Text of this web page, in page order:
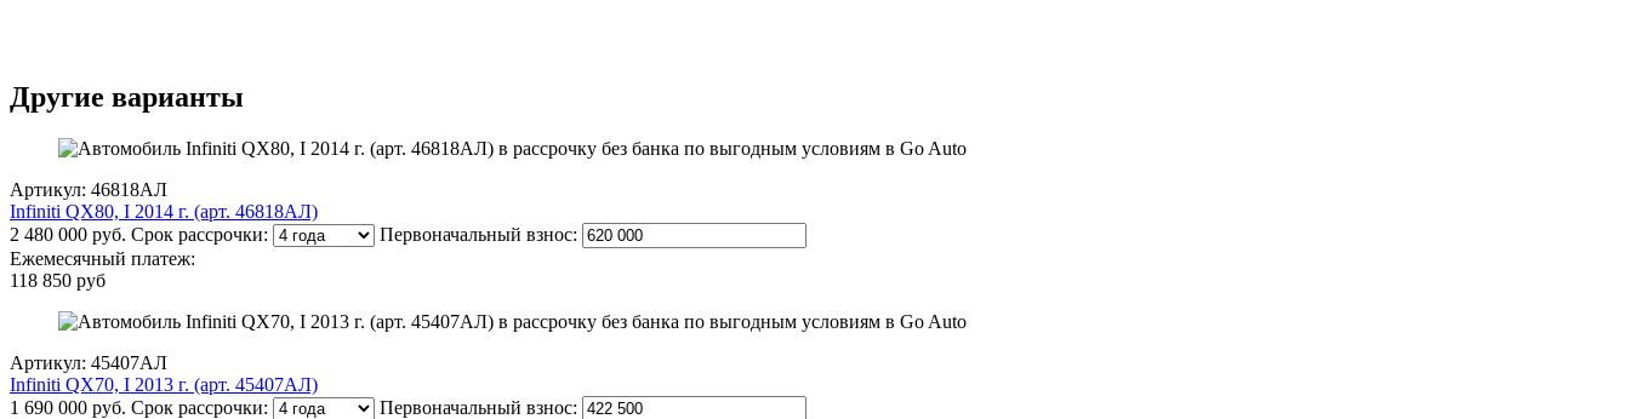
Другие варианты
Артикул: 46818АЛ
Infiniti QX80, I 2014 г. (арт. 46818АЛ)
2 480 000 руб. Срок рассрочки:
Первоначальный взнос:
Ежемесячный платеж:
118 850 руб
Артикул: 45407АЛ
Infiniti QX70, I 2013 г. (арт. 45407АЛ)
1 690 000 руб. Срок рассрочки:
Первоначальный взнос: